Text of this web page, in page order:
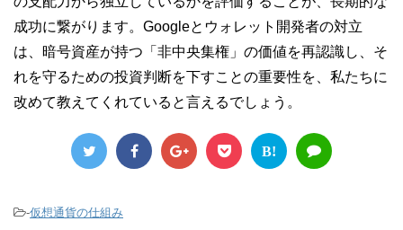
成功に繋がります。Googleとウォレット開発者の対立
は、暗号資産が持つ「非中央集権」の価値を再認識し、そ
れを守るための投資判断を下すことの重要性を、私たちに
改めて教えてくれていると言えるでしょう。
B!
-仮想通貨の仕組み